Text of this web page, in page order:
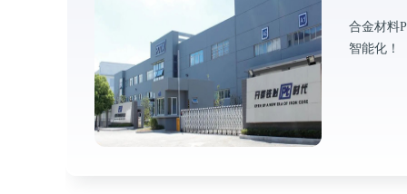
合金材料
智能化！